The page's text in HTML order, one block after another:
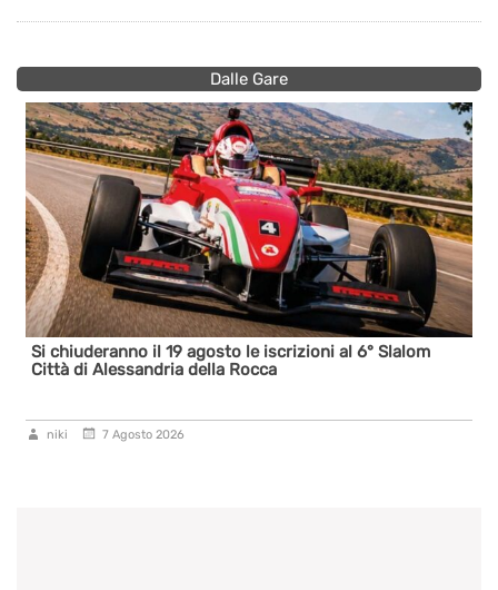
Dalle Gare
Si chiuderanno il 19 agosto le iscrizioni al 6° Slalom
Città di Alessandria della Rocca
niki 7 Agosto 2026